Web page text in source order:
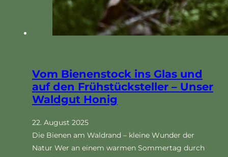
Vom Bienenstock ins Glas und
auf den Frühstücksteller – Unser
Waldgut Honig
22. August 2025
Die Bienen am Waldrand – kleine Wunder der
Natur Wer an einem warmen Sommertag durch